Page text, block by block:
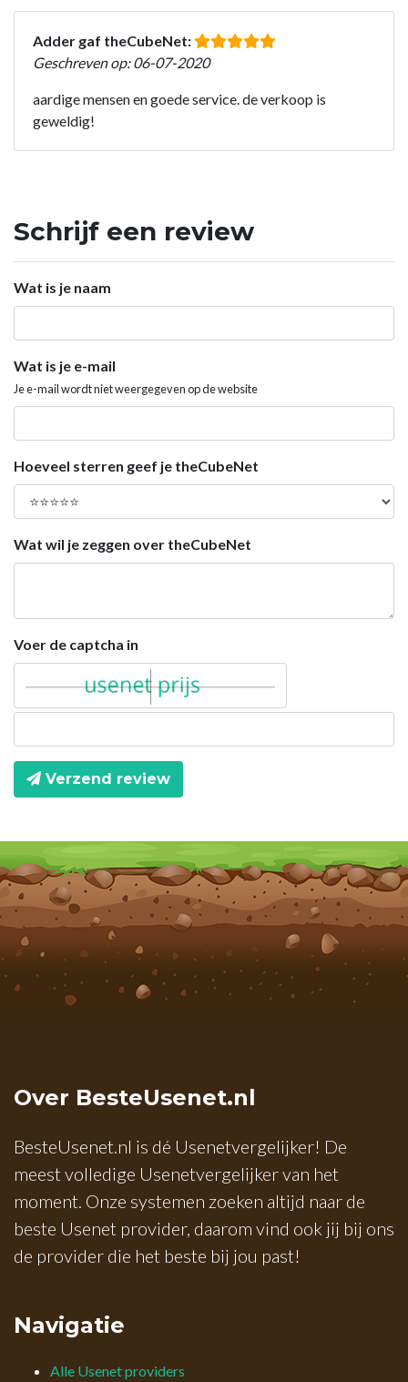
Adder gaf theCubeNet:
Geschreven op: 06-07-2020
aardige mensen en goede service. de verkoop is
geweldig!
Schrijf een review
Wat is je naam
Wat is je e-mail
Je e-mail wordt niet weergegeven op de website
Hoeveel sterren geef je theCubeNet
Wat wil je zeggen over theCubeNet
Voer de captcha in
Verzend review
Over BesteUsenet.nl
BesteUsenet.nl is dé Usenetvergelijker! De
meest volledige Usenetvergelijker van het
moment. Onze systemen zoeken altijd naar de
beste Usenet provider, daarom vind ook jij bij ons
de provider die het beste bij jou past!
Navigatie
Alle Usenet providers